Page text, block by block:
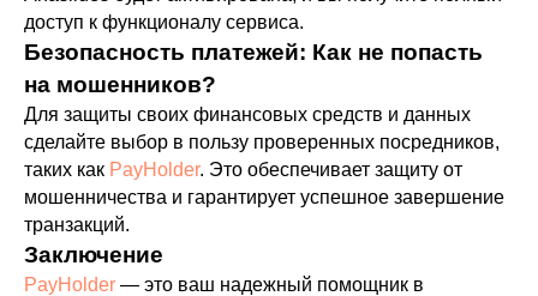
доступ к функционалу сервиса.
Безопасность платежей: Как не попасть
на мошенников?
Для защиты своих финансовых средств и данных
сделайте выбор в пользу проверенных посредников,
таких как PayHolder. Это обеспечивает защиту от
мошенничества и гарантирует успешное завершение
транзакций.
Заключение
PayHolder — это ваш надежный помощник в